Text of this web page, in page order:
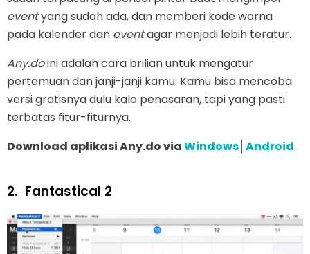
eventyang sudah ada, dan memberi kode warna
pada kalender dan eventagar menjadi lebih teratur.
Any.doini adalah cara brilian untuk mengatur
pertemuan dan janji-janji kamu. Kamu bisa mencoba
versi gratisnya dulu kalo penasaran, tapi yang pasti
terbatas fitur-fiturnya.
Download aplikasi Any.do viaWindows Android
2. Fantastical 2